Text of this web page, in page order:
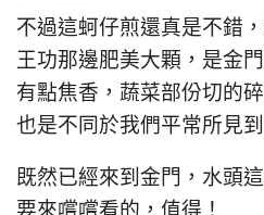
不過這蚵仔煎還真是不錯
王功那邊肥美大顆，是金
有點焦香，蔬菜部份切的
也是不同於我們平常所見
既然已經來到金門，水頭